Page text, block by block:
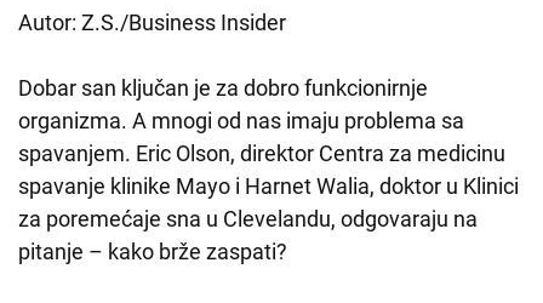
Autor: Z.S./Business Insider
Dobar san ključan je za dobro funkcionirnje
organizma. A mnogi od nas imaju problema sa
spavanjem. Eric Olson, direktor Centra za medicinu
spavanje klinike Mayo i Harnet Walia, doktor u Klinici
za poremećaje sna u Clevelandu, odgovaraju na
pitanje – kako brže zaspati?